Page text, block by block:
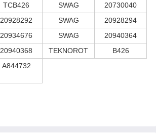
TCB426 SWAG
20730040
20928292 SWAG
20928294
20934676 SWAG
20940364
20940368 TEKNOROT
B426
A844732